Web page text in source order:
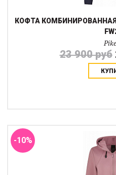
КОФТА КОМБИНИРОВАННАЯ
23 900 руб
-10%